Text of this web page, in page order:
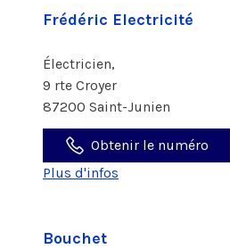
Frédéric Electricité
Électricien,
9 rte Croyer
87200 Saint-Junien
Obtenir le numéro
Plus d'infos
Bouchet